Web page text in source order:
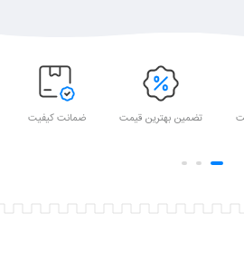
تضمین بهترین قیمت ضمانت کیفیت